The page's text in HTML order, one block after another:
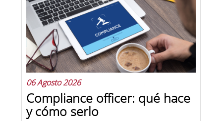
06 Agosto 2026
Compliance officer: qué hace
y cómo serlo